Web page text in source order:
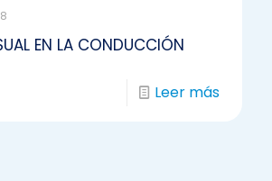
EN LA CONDUCCIÓN
Leer más